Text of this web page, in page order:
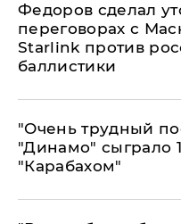
Федоров сделал
переговорах с
Starlink против
баллистики
"Очень трудный
"Динамо" сыграло
"Карабахом"